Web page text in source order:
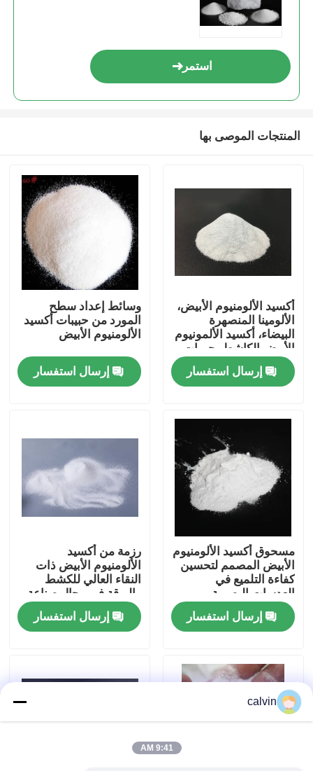
منزل
حول بنا
جولة في المعمل
ضبط الجودة
اتصل بنا
طلب اقتباس
وسائل تفجير السيراميك
نسف حبة السيراميك
استمر
المنتجات الموصى بها
أكسيد الألومنيوم الأبيض،
الألومينا المنصهرة
البيضاء، أكسيد الألمونيوم
الأبيض الكاشط، حبيبات
أكسيد الألومنيوم الأبيض
إرسال استفسار
وسائط إعداد سطح
المورد من حبيبات أكسيد
الألومنيوم الأبيض
إرسال استفسار
مسحوق أكسيد الألومنيوم
الأبيض المصمم لتحسين
كفاءة التلميع في
العدسات البصرية
وصناعات أشباه
الموصلاتإرسال استفسار
رزمة من أكسيد
الألومنيوم الأبيض ذات
النقاء العالي للكشط
والبرقة في مجال صناعة
السيارات والفضاء
والإلكترونياتإرسال استفسار
calvin
9:41 AM